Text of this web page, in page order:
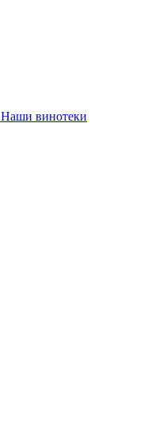
Наши винотеки